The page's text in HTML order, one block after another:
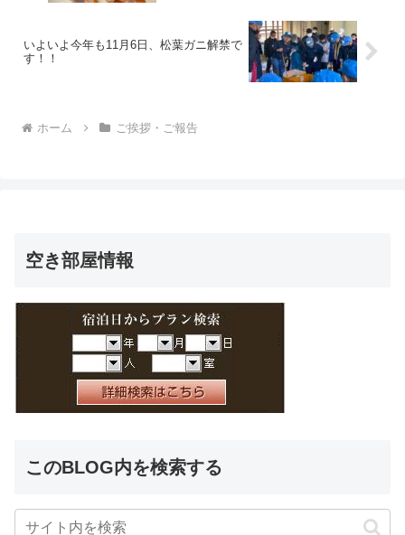
いよいよ今年も11月6日、松葉ガニ解禁で
す！！
ホーム ご挨拶・ご報告
空き部屋情報
このBLOG内を検索する